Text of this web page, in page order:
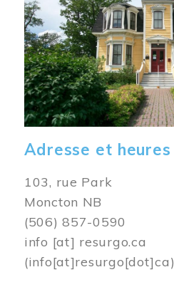
Adresse et heures
103, rue Park
Moncton NB
(506) 857-0590
info [at] resurgo.ca
(info[at]resurgo[dot]ca)